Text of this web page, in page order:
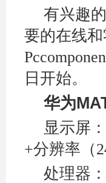
有兴趣
要的在线
日开始。
华为
显示屏
+分辨率（
处理器